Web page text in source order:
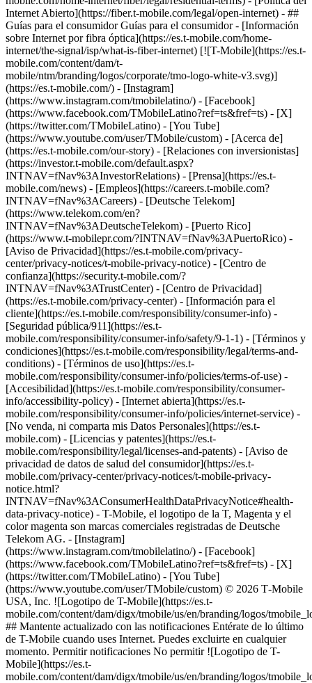
Internet Abierto](https://fiber.t-mobile.com/legal/open-internet) - ##
Guías para el consumidor Guías para el consumidor - [Información
sobre Internet por fibra óptica](https://es.t-mobile.com/home-
internet/the-signal/isp/what-is-fiber-internet) [![T-Mobile](https://es.t-
mobile.com/content/dam/t-
mobile/ntm/branding/logos/corporate/tmo-logo-white-v3.svg)]
(https://es.t-mobile.com/) - [Instagram]
(https://www.instagram.com/tmobilelatino/) - [Facebook]
(https://www.facebook.com/TMobileLatino?ref=ts&fref=ts) - [X]
(https://twitter.com/TMobileLatino) - [You Tube]
(https://www.youtube.com/user/TMobile/custom) - [Acerca de]
(https://es.t-mobile.com/our-story) - [Relaciones con inversionistas]
(https://investor.t-mobile.com/default.aspx?
INTNAV=fNav%3AInvestorRelations) - [Prensa](https://es.t-
mobile.com/news) - [Empleos](https://careers.t-mobile.com?
INTNAV=fNav%3ACareers) - [Deutsche Telekom]
(https://www.telekom.com/en?
INTNAV=fNav%3ADeutscheTelekom) - [Puerto Rico]
(https://www.t-mobilepr.com/?INTNAV=fNav%3APuertoRico) -
[Aviso de Privacidad](https://es.t-mobile.com/privacy-
center/privacy-notices/t-mobile-privacy-notice) - [Centro de
confianza](https://security.t-mobile.com/?
INTNAV=fNav%3ATrustCenter) - [Centro de Privacidad]
(https://es.t-mobile.com/privacy-center) - [Información para el
cliente](https://es.t-mobile.com/responsibility/consumer-info) -
[Seguridad pública/911](https://es.t-
mobile.com/responsibility/consumer-info/safety/9-1-1) - [Términos y
condiciones](https://es.t-mobile.com/responsibility/legal/terms-and-
conditions) - [Términos de uso](https://es.t-
mobile.com/responsibility/consumer-info/policies/terms-of-use) -
[Accesibilidad](https://es.t-mobile.com/responsibility/consumer-
info/accessibility-policy) - [Internet abierta](https://es.t-
mobile.com/responsibility/consumer-info/policies/internet-service) -
[No venda, ni comparta mis Datos Personales](https://es.t-
mobile.com) - [Licencias y patentes](https://es.t-
mobile.com/responsibility/legal/licenses-and-patents) - [Aviso de
privacidad de datos de salud del consumidor](https://es.t-
mobile.com/privacy-center/privacy-notices/t-mobile-privacy-
notice.html?
INTNAV=fNav%3AConsumerHealthDataPrivacyNotice#health-
data-privacy-notice) - T-Mobile, el logotipo de la T, Magenta y el
color magenta son marcas comerciales registradas de Deutsche
Telekom AG. - [Instagram]
(https://www.instagram.com/tmobilelatino/) - [Facebook]
(https://www.facebook.com/TMobileLatino?ref=ts&fref=ts) - [X]
(https://twitter.com/TMobileLatino) - [You Tube]
(https://www.youtube.com/user/TMobile/custom) © 2026 T‑Mobile
USA, Inc. ![Logotipo de T-Mobile](https://es.t-
mobile.com/content/dam/digx/tmobile/us/en/branding/logos/
## Mantente actualizado con las notificaciones Entérate de lo último
de T-Mobile cuando uses Internet. Puedes excluirte en cualquier
momento. Permitir notificaciones No permitir ![Logotipo de T-
Mobile](https://es.t-
mobile.com/content/dam/digx/tmobile/us/en/branding/logos/